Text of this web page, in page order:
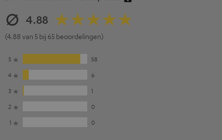
4.88
(4.88 van 5 bij 65 beoordelingen)
5
58
4
6
3
1
2
0
1
0